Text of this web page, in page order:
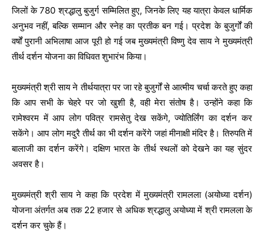
जिलों के 780 श्रद्धालु बुजुर्ग सम्मिलित हुए, जिनके लिए यह यात्रा केवल धार्मिक
अनुभव नहीं, बल्कि सम्मान और स्नेह का प्रतीक बन गई। प्रदेश के बुजुर्गों की
वर्षों पुरानी अभिलाषा आज पूरी हो गई जब मुख्यमंत्री विष्णु देव साय ने मुख्यमंत्री
तीर्थ दर्शन योजना का विधिवत शुभारंभ किया।
मुख्यमंत्री श्री साय ने तीर्थयात्रा पर जा रहे बुजुर्गों से आत्मीय चर्चा करते हुए कहा
कि आप सभी के चेहरे पर जो खुशी है, वही मेरा संतोष है। उन्होंने कहा कि
रामेश्वरम में आप लोग पवित्र रामसेतु देख सकेंगे, ज्योतिर्लिंग का दर्शन कर
सकेंगे। आप लोग मदुरै तीर्थ का भी दर्शन करेंगे जहां मीनाक्षी मंदिर है। तिरुपति में
बालाजी का दर्शन करेंगे। दक्षिण भारत के तीर्थ स्थलों को देखने का यह सुंदर
अवसर है।
मुख्यमंत्री श्री साय ने कहा कि प्रदेश में मुख्यमंत्री रामलला (अयोध्या दर्शन)
योजना अंतर्गत अब तक 22 हजार से अधिक श्रद्धालु अयोध्या में श्री रामलला के
दर्शन कर चुके हैं।